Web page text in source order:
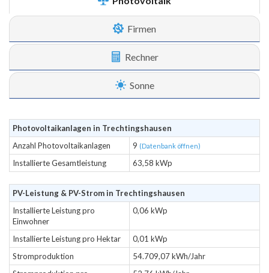
Firmen
Rechner
Sonne
Photovoltaikanlagen in Trechtingshausen
Anzahl Photovoltaikanlagen
9 (Datenbank öffnen)
Installierte Gesamtleistung 63,58 kWp
PV-Leistung & PV-Strom in Trechtingshausen
Installierte Leistung pro
Einwohner
0,06 kWp
Installierte Leistung pro Hektar
0,01 kWp
Stromproduktion
54.709,07 kWh/Jahr